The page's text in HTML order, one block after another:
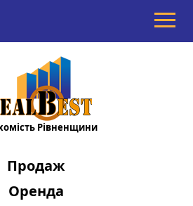
Рівненщини
Продаж
Оренда